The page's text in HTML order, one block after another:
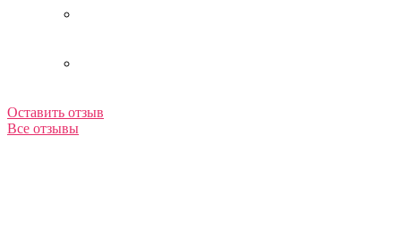
Оставить отзыв
Все отзывы